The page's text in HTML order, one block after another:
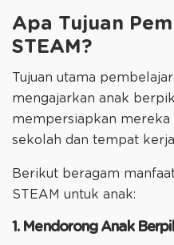
Apa Tujuan
STEAM?
Tujuan utama
mengajarkan anak
mempersiapkan mereka
sekolah dan tempat
Berikut beragam
STEAM untuk anak:
1. Mendorong Anak